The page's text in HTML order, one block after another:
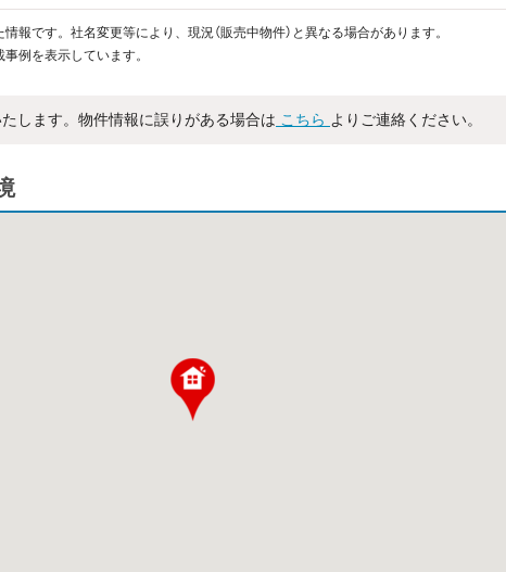
報です。社名変更等により、現況（販売中物件）と異なる場合があります。
例を表示しています。
します。物件情報に誤りがある場合は こちら よりご連絡ください。